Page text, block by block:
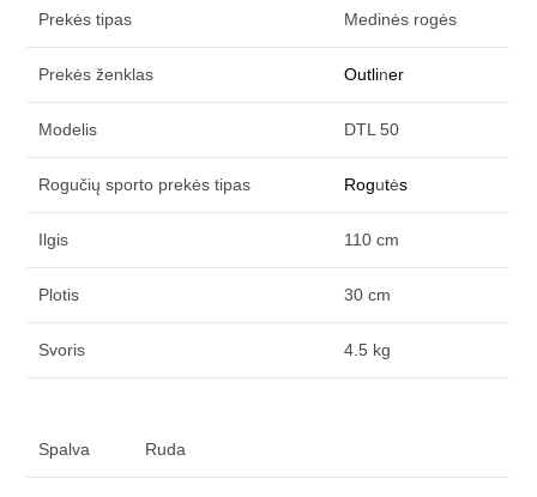
Prekės tipas Medinės rogės
Prekės ženklas Outliner
Modelis DTL 50
Rogučių sporto prekės tipas Rogutės
Ilgis 110 cm
Plotis 30 cm
Svoris 4.5 kg
Spalva Ruda